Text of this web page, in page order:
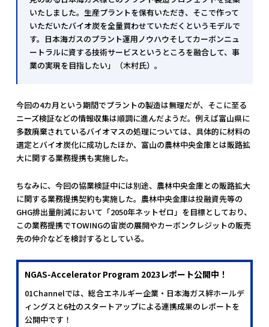
いたしました。生産プラントを保有いただき、そこで作って
いただいたバイオ炭を全量買わせていただくというモデルで
す。日本海ガスのプラント運用ノウハウそしてカーボンニュ
ートラルに資する技術サービスというところを融合して、事
業の実現を目指したい」（木村氏）。
今回の4カ月という期間でプラントの製造は無理だが、そこに至る
ニーズ検証などの情報収集は順調に進んだようだ。例えば富山県に
多数廃棄されているバイオマスの処理については、具体的に材料の
選定とバイオ炭化に成功したほか、富山の農林中央金庫とは販路拡
大に関する業務提携も実施した。
ちなみに、今回の協業検証中には別途、農林中央金庫との販路拡大
に関する業務提携契約も実施した。農林中央金庫は投融資先等の
GHG排出量削減において「2050年ネットゼロ」を目標としており、
この業務提携でTOWINGの宙炭の展開やカーボンクレジットの販売
先の仲介などを検討するとしている。
NGAS-Accelerator Program 2023レポート公開中！
01Channelでは、総合エネルギー企業・日本海ガス絆ホールデ
ィングスと6社のスタートアップによる連携成果のレポートを
公開中です！